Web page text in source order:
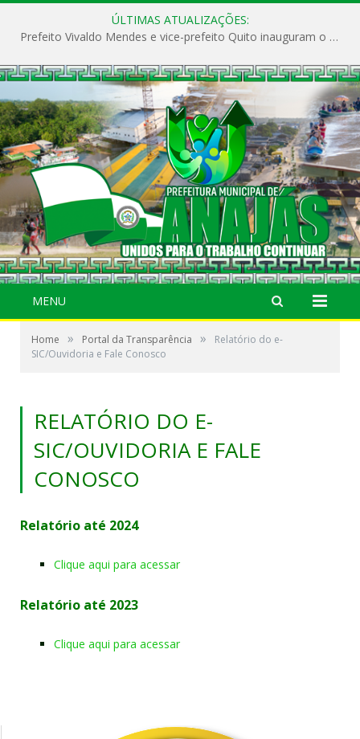
ÚLTIMAS ATUALIZAÇÕES:
Prefeito Vivaldo Mendes e vice-prefeito Quito inauguram o CAPS e fortalecem a saúde pública em Anajás.
MENU
Home » Portal da Transparência »
Relatório do e-
SIC/Ouvidoria e Fale Conosco
RELATÓRIO DO E-
SIC/OUVIDORIA E FALE
CONOSCO
Relatório até 2024
Clique aqui para acessar
Relatório até 2023
Clique aqui para acessar